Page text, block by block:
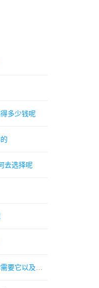
多少钱呢
去选择呢